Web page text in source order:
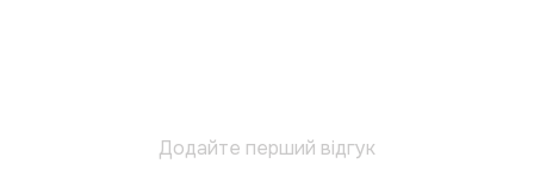
Додайте перший відгук